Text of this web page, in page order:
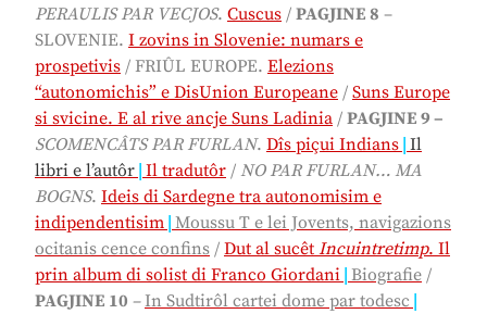
PERAULIS PAR VECJOS. Cuscus / PAGJINE 8 –
SLOVENIE. I zovins in Slovenie: numars e
prospetivis / FRIÛL EUROPE. Elezions
“autonomichis” e DisUnion Europeane / Suns Europe
si svicine. E al rive ancje Suns Ladinia / PAGJINE 9 –
SCOMENCÂTS PAR FURLAN. Dîs piçui Indians | Il
libri e l’autôr | Il tradutôr / NO PAR FURLAN… MA
BOGNS. Ideis di Sardegne tra autonomisim e
indipendentisim | Moussu T e lei Jovents, navigazions
ocitanis cence confins / Dut al sucêt Incuintretimp. Il
prin album di solist di Franco Giordani | Biografie /
PAGJINE 10 – In Sudtirôl cartei dome par todesc |